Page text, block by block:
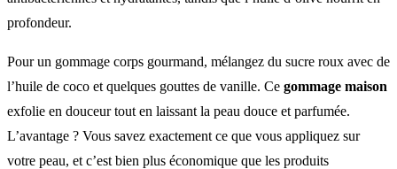
profondeur.
Pour un gommage corps gourmand, mélangez du sucre roux avec de
l’huile de coco et quelques gouttes de vanille. Ce gommage maison
exfolie en douceur tout en laissant la peau douce et parfumée.
L’avantage ? Vous savez exactement ce que vous appliquez sur
votre peau, et c’est bien plus économique que les produits